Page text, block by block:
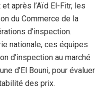
après l’Aïd El-Fitr, les
du Commerce de la
d’inspection.
nationale, ces équipes
d’inspection au marché
d’El Bouni, pour évaluer
des prix.